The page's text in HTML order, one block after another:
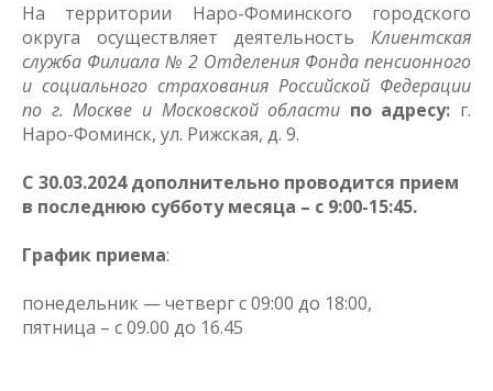
На территории Наро-Фоминского городского
округа осуществляет деятельность Клиентская
служба Филиала № 2 Отделения Фонда пенсионного
и социального страхования Российской Федерации
по г. Москве и Московской области по адресу: г.
Наро-Фоминск, ул. Рижская, д. 9.
С 30.03.2024 дополнительно проводится прием
в последнюю субботу месяца – с 9:00-15:45.
График приема:
понедельник — четверг с 09:00 до 18:00,
пятница – с 09.00 до 16.45